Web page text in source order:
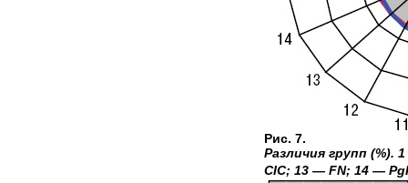
Рис. 7.
Различия групп (%).
CIC; 13 — FN; 14 — PgI